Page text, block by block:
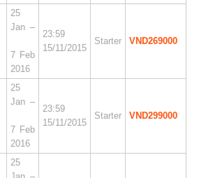
25
Jan –
7 Feb
2016
23:59
15/11/2015
Starter VND269000
25
Jan –
7 Feb
2016
23:59
15/11/2015
Starter VND299000
25